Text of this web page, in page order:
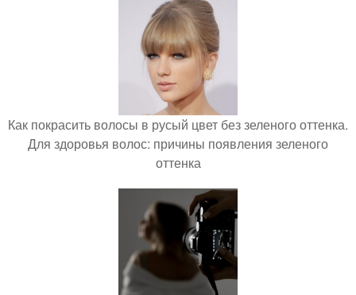
Как покрасить волосы в русый цвет без зеленого оттенка.
Для здоровья волос: причины появления зеленого
оттенка